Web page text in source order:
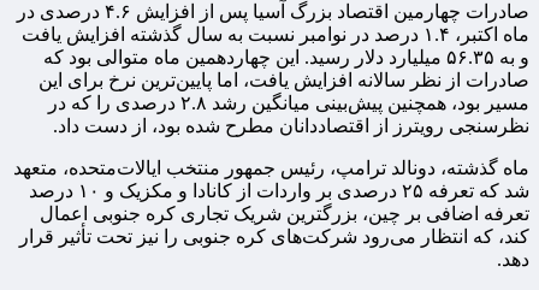
صادرات چهارمین اقتصاد بزرگ آسیا پس از افزایش ۴.۶ درصدی در
ماه اکتبر، ۱.۴ درصد در نوامبر نسبت به سال گذشته افزایش یافت
و به ۵۶.۳۵ میلیارد دلار رسید. این چهاردهمین ماه متوالی بود که
صادرات از نظر سالانه افزایش یافت، اما پایین‌ترین نرخ برای این
مسیر بود، همچنین پیش‌بینی میانگین رشد ۲.۸ درصدی را که در
نظرسنجی رویترز از اقتصاددانان مطرح شده بود، از دست داد.
ماه گذشته، دونالد ترامپ، رئیس جمهور منتخب ایالات‌متحده، متعهد
شد که تعرفه ۲۵ درصدی بر واردات از کانادا و مکزیک و ۱۰ درصد
تعرفه اضافی بر چین، بزرگترین شریک تجاری کره جنوبی اعمال
کند، که انتظار می‌رود شرکت‌های کره جنوبی را نیز تحت تأثیر قرار
دهد.